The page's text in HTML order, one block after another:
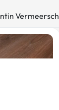
Vermeersch